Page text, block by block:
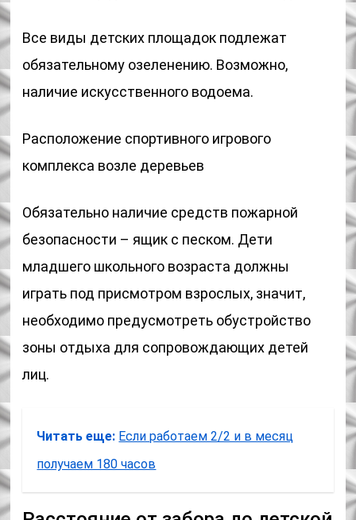
Все виды детских площадок подлежат
обязательному озеленению. Возможно,
наличие искусственного водоема.
Расположение спортивного игрового
комплекса возле деревьев
Обязательно наличие средств пожарной
безопасности – ящик с песком. Дети
младшего школьного возраста должны
играть под присмотром взрослых, значит,
необходимо предусмотреть обустройство
зоны отдыха для сопровождающих детей
лиц.
Читать еще: Если работаем 2/2 и в месяц
получаем 180 часов